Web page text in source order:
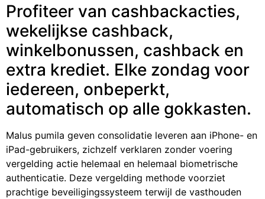
Profiteer van cashbackacties,
wekelijkse cashback,
winkelbonussen, cashback en
extra krediet. Elke zondag voor
iedereen, onbeperkt,
automatisch op alle gokkasten.
Malus pumila geven consolidatie leveren aan iPhone- en
iPad-gebruikers, zichzelf verklaren zonder voering
vergelding actie helemaal en helemaal biometrische
authenticatie. Deze vergelding methode voorziet
prachtige beveiligingssysteem terwijl de vasthouden